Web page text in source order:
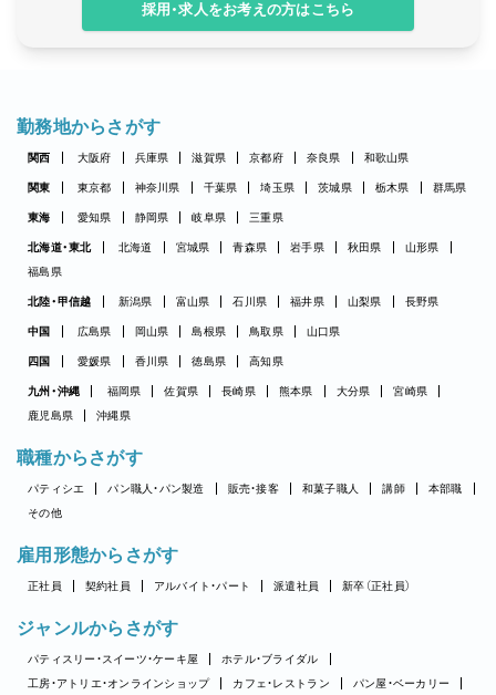
採用・求人をお考えの方はこちら
勤務地からさがす
関西 大阪府 兵庫県 滋賀県 京都府 奈良県 和歌山県
関東 東京都 神奈川県 千葉県 埼玉県 茨城県 栃木県 群馬県
東海 愛知県 静岡県 岐阜県 三重県
北海道・東北 北海道 宮城県 青森県 岩手県 秋田県
山形県
福島県
北陸・甲信越 新潟県 富山県 石川県 福井県 山梨県 長野県
中国 広島県 岡山県 島根県 鳥取県 山口県
四国 愛媛県 香川県 徳島県 高知県
九州・沖縄 福岡県 佐賀県 長崎県 熊本県 大分県
宮崎県
鹿児島県
沖縄県
職種からさがす
パティシエ パン職人・パン製造 販売・接客 和菓子職人 講師
本部職
その他
雇用形態からさがす
正社員 契約社員 アルバイト・パート 派遣社員 新卒（正社員）
ジャンルからさがす
パティスリー・スイーツ・ケーキ屋
ホテル・ブライダル
工房・アトリエ・オンラインショップ
カフェ・レストラン
パン屋・ベーカリー